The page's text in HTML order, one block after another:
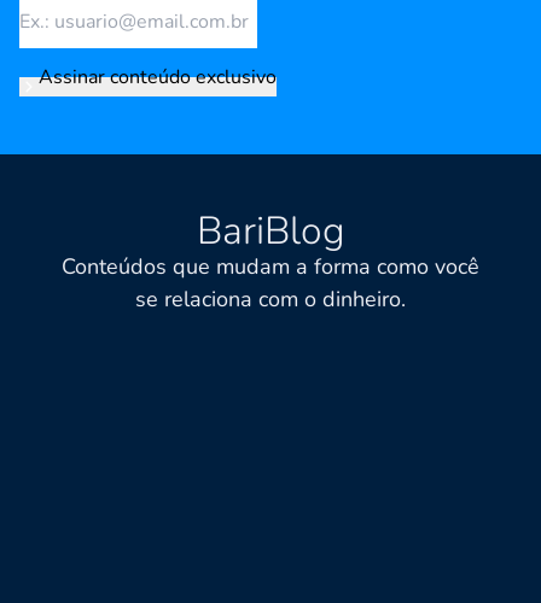
Assinar conteúdo exclusivo
BariBlog
Conteúdos que mudam a forma como você
se relaciona com o dinheiro.